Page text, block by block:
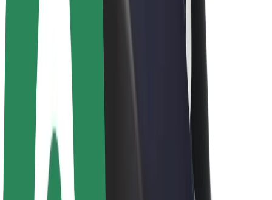
Απολαβές διανομέων
Bolt Εμπόρους Τροφίμων
Στόλοι
Franchises
Εταιρεία
Θέσεις εργασίας
Σχετικά με τη Bolt
Βιωσιμότητα στη Bolt
Project Zero